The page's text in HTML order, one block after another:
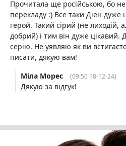
Прочитала ще російською, бо
перекладу :) Все таки Діен дуже
герой. Такий сірий (не
добрий) і тим він дуже цікавий.
серію. Не уявляю як ви
писати, дякую вам!
Міла Морес
(09:50 18-12-24)
Дякую за відгук!